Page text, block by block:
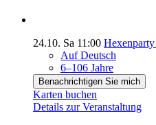
24.10. Sa 11:00
Auf Deutsch
6–106 Jahre
Benachrichtigen Sie mich
Karten buchen
Details zur Veranstaltung